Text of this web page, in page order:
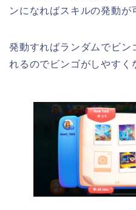
ンになればスキルの発動
発動すればランダムでビン
れるのでビンゴがしやすく